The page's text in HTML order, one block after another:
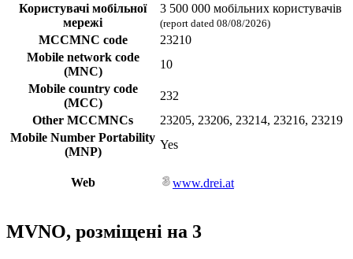
Користувачі мобільної
мережі
3 500 000 мобільних користувачів
(report dated 08/08/2026)
MCCMNC code
23210
Mobile network code
(MNC)
10
Mobile country code
(MCC)
232
Other MCCMNCs
23205, 23206, 23214, 23216, 23219
Mobile Number Portability
(MNP)
Yes
Web www.drei.at
MVNO, розміщені на 3